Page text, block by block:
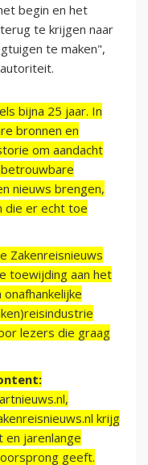
begin en het
te krijgen naar
te maken",
bijna 25 jaar. In
bronnen en
om aandacht
nieuws brengen,
die er echt toe
Zakenreisnieuws
toewijding aan het
lezers die graag
krijg
jarenlange
geeft.